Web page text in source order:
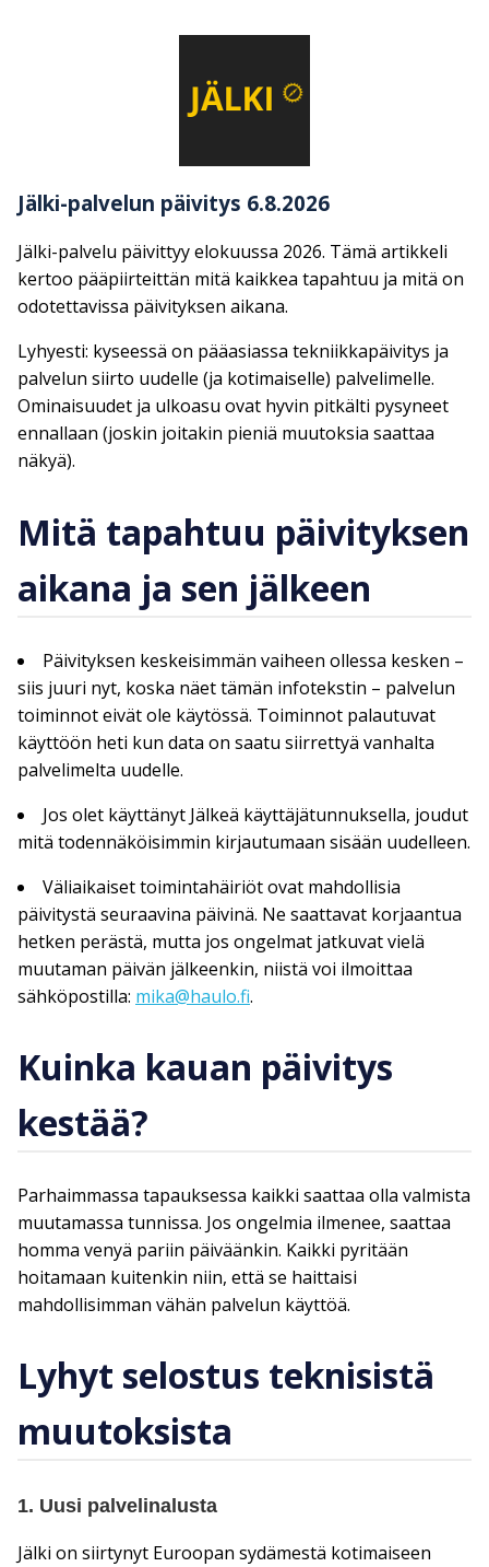
Jälki-palvelun päivitys 6.8.2026
Jälki-palvelu päivittyy elokuussa 2026. Tämä artikkeli
kertoo pääpiirteittän mitä kaikkea tapahtuu ja mitä on
odotettavissa päivityksen aikana.
Lyhyesti: kyseessä on pääasiassa tekniikkapäivitys ja
palvelun siirto uudelle (ja kotimaiselle) palvelimelle.
Ominaisuudet ja ulkoasu ovat hyvin pitkälti pysyneet
ennallaan (joskin joitakin pieniä muutoksia saattaa
näkyä).
Mitä tapahtuu päivityksen
aikana ja sen jälkeen
Päivityksen keskeisimmän vaiheen ollessa kesken –
siis juuri nyt, koska näet tämän infotekstin – palvelun
toiminnot eivät ole käytössä. Toiminnot palautuvat
käyttöön heti kun data on saatu siirrettyä vanhalta
palvelimelta uudelle.
Jos olet käyttänyt Jälkeä käyttäjätunnuksella, joudut
mitä todennäköisimmin kirjautumaan sisään uudelleen.
Väliaikaiset toimintahäiriöt ovat mahdollisia
päivitystä seuraavina päivinä. Ne saattavat korjaantua
hetken perästä, mutta jos ongelmat jatkuvat vielä
muutaman päivän jälkeenkin, niistä voi ilmoittaa
sähköpostilla: mika@haulo.fi.
Kuinka kauan päivitys
kestää?
Parhaimmassa tapauksessa kaikki saattaa olla valmista
muutamassa tunnissa. Jos ongelmia ilmenee, saattaa
homma venyä pariin päiväänkin. Kaikki pyritään
hoitamaan kuitenkin niin, että se haittaisi
mahdollisimman vähän palvelun käyttöä.
Lyhyt selostus teknisistä
muutoksista
1. Uusi palvelinalusta
Jälki on siirtynyt Euroopan sydämestä kotimaiseen